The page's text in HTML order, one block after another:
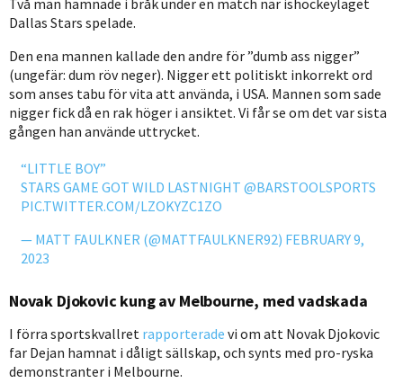
Dallas Stars spelade.
Den ena mannen kallade den andre för ”dumb ass nigger”
(ungefär: dum röv neger). Nigger ett politiskt inkorrekt ord
som anses tabu för vita att använda, i USA. Mannen som sade
nigger fick då en rak höger i ansiktet. Vi får se om det var sista
gången han använde uttrycket.
“LITTLE BOY”
STARS GAME GOT WILD LASTNIGHT @BARSTOOLSPORTS
PIC.TWITTER.COM/LZOKYZC1ZO
— MATT FAULKNER (@MATTFAULKNER92) FEBRUARY 9,
2023
Novak Djokovic kung av Melbourne, med vadskada
I förra sportskvallret rapporterade vi om att Novak Djokovic
far Dejan hamnat i dåligt sällskap, och synts med pro-ryska
demonstranter i Melbourne.